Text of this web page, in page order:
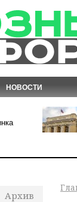
НОВОСТИ
Архив